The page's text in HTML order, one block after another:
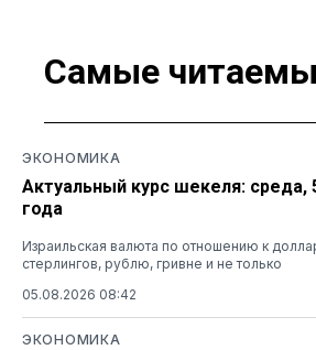
Самые
ЭКОНОМИКА
Актуальный курс шекеля: среда,
года
Израильская валюта по отношению к
стерлингов, рублю, гривне и не только
05.08.2026 08:42
ЭКОНОМИКА